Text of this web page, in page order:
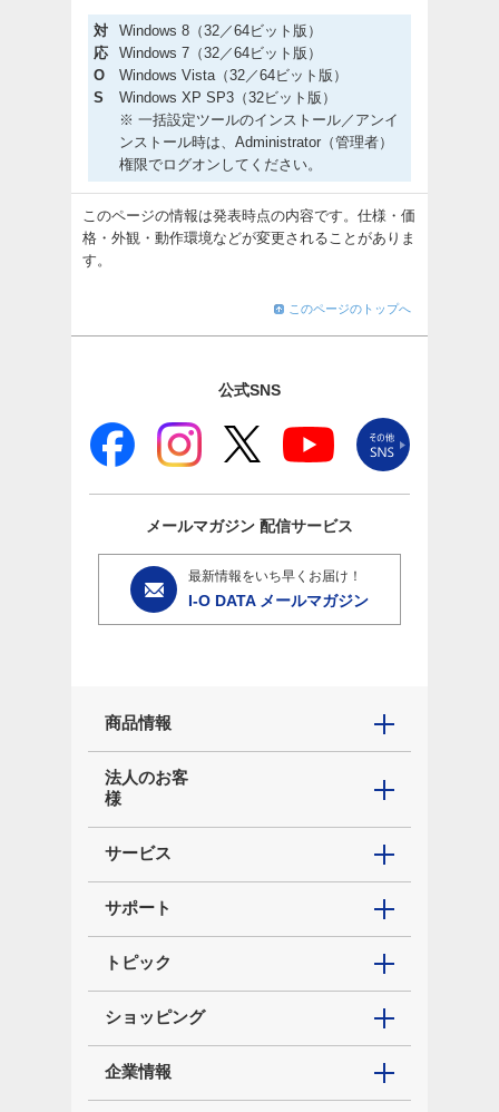
対
応
O
S
Windows 8（32／64ビット版）
Windows 7（32／64ビット版）
Windows Vista（32／64ビット版）
Windows XP SP3（32ビット版）
※ 一括設定ツールのインストール／アンイ
ンストール時は、Administrator（管理者）
権限でログオンしてください。
このページの情報は発表時点の内容です。仕様・価
格・外観・動作環境などが変更されることがありま
す。
このページのトップへ
公式SNS
メールマガジン 配信サービス
最新情報をいち早くお届け！
I-O DATA メールマガジン
商品情報
法人のお客
様
サービス
サポート
トピック
ショッピング
企業情報